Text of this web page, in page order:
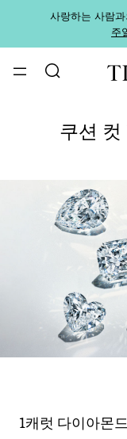
사랑하는 사람
주
쿠션 컷
1캐럿 다이아몬